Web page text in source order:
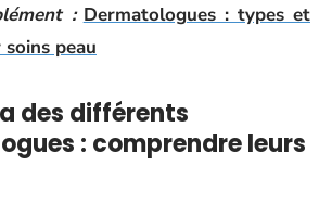
: Dermatologues : types et
peau
des différents
: comprendre leurs